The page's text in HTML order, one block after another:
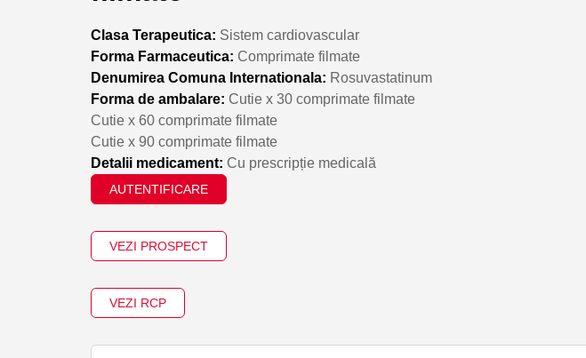
Clasa Terapeutica: Sistem cardiovascular
Forma Farmaceutica: Comprimate filmate
Denumirea Comuna Internationala: Rosuvastatinum
Forma de ambalare: Cutie x 30 comprimate filmate
Cutie x 60 comprimate filmate
Cutie x 90 comprimate filmate
Detalii medicament: Cu prescripție medicală
AUTENTIFICARE
VEZI PROSPECT
VEZI RCP